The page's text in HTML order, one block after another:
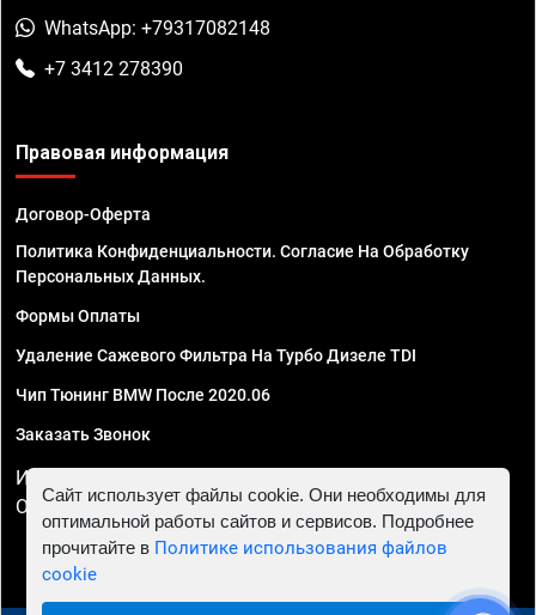
WhatsApp: +79317082148
+7 3412 278390
Правовая информация
Договор-Оферта
Политика Конфиденциальности. Согласие На Обработку
Персональных Данных.
Формы Оплаты
Удаление Сажевого Фильтра На Турбо Дизеле TDI
Чип Тюнинг BMW После 2020.06
Заказать Звонок
ИП Смирнов Георгий Павлович. ИНН 781302555843,
ОГРНИП 324470400032610
Сайт использует файлы cookie. Они необходимы для
оптимальной работы сайтов и сервисов. Подробнее
прочитайте в Политике использования файлов
cookie